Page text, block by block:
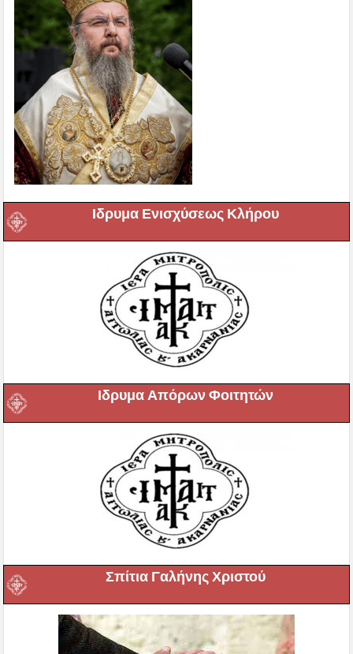
Ιδρυμα Ενισχύσεως Κλήρου
Ιδρυμα Απόρων Φοιτητών
Σπίτια Γαλήνης Χριστού